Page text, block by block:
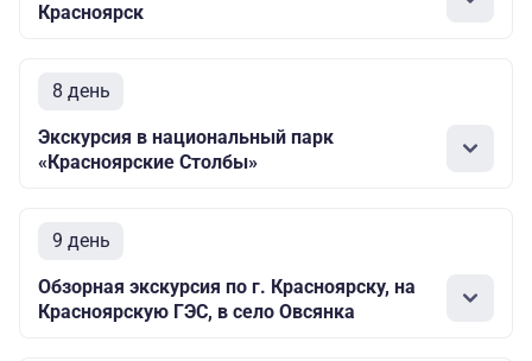
Красноярск
8 день
Экскурсия в национальный парк
«Красноярские Столбы»
9 день
Обзорная экскурсия по г. Красноярску, на
Красноярскую ГЭС, в село Овсянка